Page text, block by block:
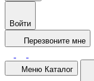
Войти
Перезвоните мне
Меню Каталог